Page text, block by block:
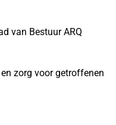
van Bestuur ARQ
zorg voor getroffenen